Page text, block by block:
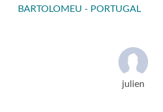
BARTOLOMEU - PORTUGAL
julien